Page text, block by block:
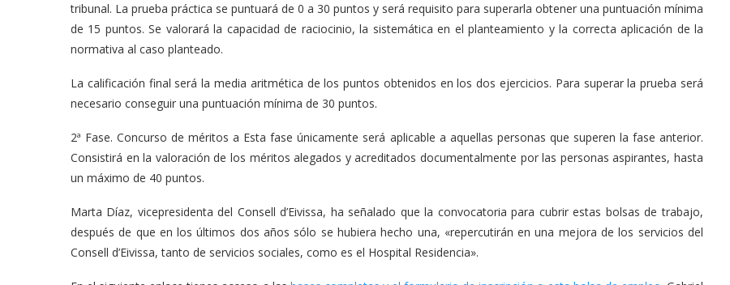
tribunal. La prueba práctica se puntuará de 0 a 30 puntos y será requisito para superarla obtener una puntuación mínima
de 15 puntos. Se valorará la capacidad de raciocinio, la sistemática en el planteamiento y la correcta aplicación de la
normativa al caso planteado.
La calificación final será la media aritmética de los puntos obtenidos en los dos ejercicios. Para superar la prueba será
necesario conseguir una puntuación mínima de 30 puntos.
2ª Fase. Concurso de méritos a Esta fase únicamente será aplicable a aquellas personas que superen la fase anterior.
Consistirá en la valoración de los méritos alegados y acreditados documentalmente por las personas aspirantes, hasta
un máximo de 40 puntos.
Marta Díaz, vicepresidenta del Consell d’Eivissa, ha señalado que la convocatoria para cubrir estas bolsas de trabajo,
después de que en los últimos dos años sólo se hubiera hecho una, «repercutirán en una mejora de los servicios del
Consell d’Eivissa, tanto de servicios sociales, como es el Hospital Residencia».